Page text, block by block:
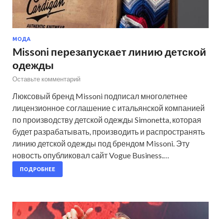
МОДА
Missoni перезапускает линию детской
одежды
Оставьте комментарий
Люксовый бренд Missoni подписал многолетнее
лицензионное соглашение с итальянской компанией
по производству детской одежды Simonetta, которая
будет разрабатывать, производить и распространять
линию детской одежды под брендом Missoni. Эту
новость опубликовал сайт Vogue Business.…
ПОДРОБНЕЕ